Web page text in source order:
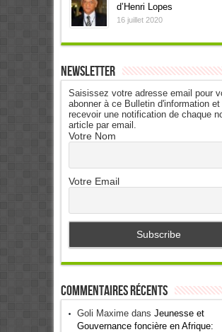
d’Henri Lopes
16 juillet 2020
Newsletter
Saisissez votre adresse email pour
abonner à ce Bulletin d'information et
recevoir une notification de chaque
article par email.
Votre Nom
Votre Email
Commentaires récents
Goli Maximedans Jeunesse et
Gouvernance foncière en Afrique: